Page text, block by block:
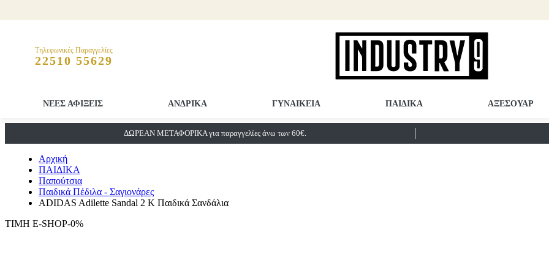
Τηλεφωνικές Παραγγελίες
22510 55629
ΝΕΕΣ ΑΦΙΞΕΙΣ ΑΝΔΡΙΚΑ ΓΥΝΑΙΚΕΙΑ ΠΑΙΔΙΚΑ ΑΞΕΣΟΥΑΡ
ΔΩΡΕΑΝ ΜΕΤΑΦΟΡΙΚΑ για παραγγελίες άνω των 60€.
Αρχική
ΠΑΙΔΙΚΑ
Παπούτσια
Παιδικά Πέδιλα - Σαγιονάρες
ADIDAS Adilette Sandal 2 K Παιδικά Σανδάλια
ΤΙΜΗ E-SHOP-0%